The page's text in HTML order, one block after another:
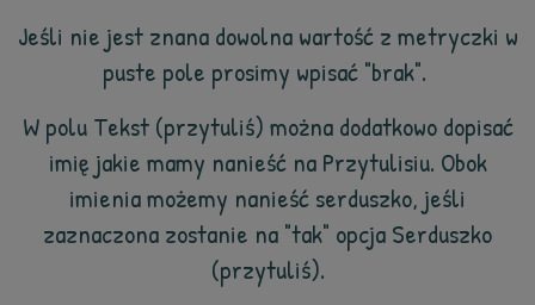
Jeśli nie jest znana dowolna wartość z metryczki w
puste pole prosimy wpisać "brak".
W polu Tekst (przytuliś) można dodatkowo dopisać
imię jakie mamy nanieść na Przytulisiu. Obok
imienia możemy nanieść serduszko, jeśli
zaznaczona zostanie na "tak" opcja Serduszko
(przytuliś).